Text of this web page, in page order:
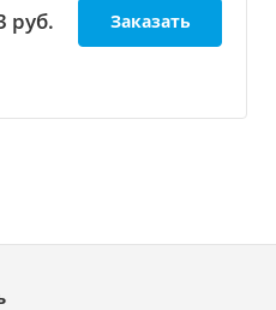
руб. Заказать